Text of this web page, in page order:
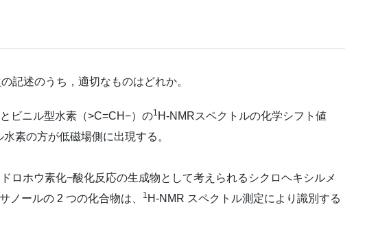
記述のうち，適切なものはどれか。
ビニル型水素（>C=CH−）の1 H-NMRスペクトルの化学シフト値
素の方が低磁場側に出現する。
ロホウ素化−酸化反応の生成物として考えられるシクロヘキシルメ
ノールの 2 つの化合物は、
1 H-NMR スペクトル測定により識別する